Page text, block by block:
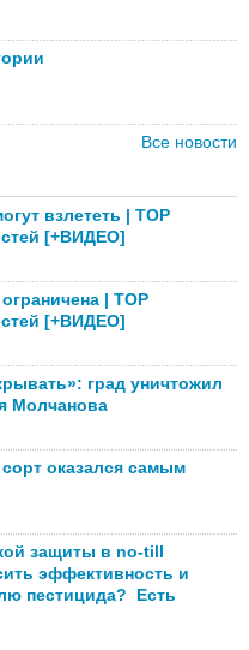
Все новости
взлететь | TOP
[+ВИДЕО]
| TOP
[+ВИДЕО]
град уничтожил
Молчанова
оказался самым
защиты в no-till
эффективность и
пестицида? Есть